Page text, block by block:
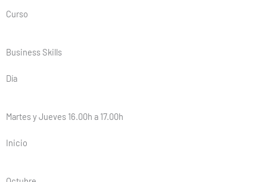
Curso
Business Skills
Día
Martes y Jueves 16.00h a 17.00h
Inicio